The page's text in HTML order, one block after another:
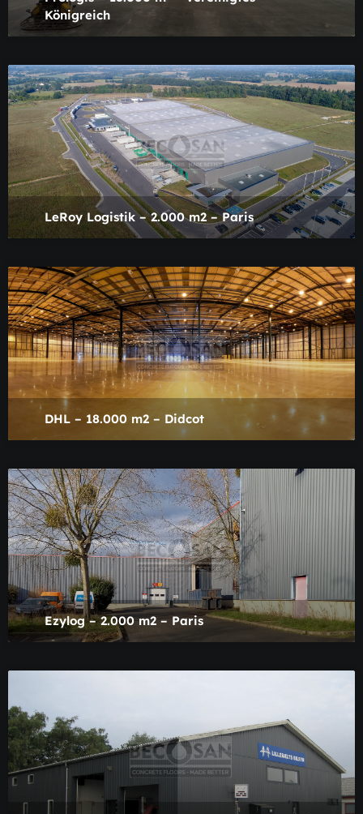
Königreich
LeRoy Logistik – 2.000 m2 – Paris
DHL – 18.000 m2 – Didcot
Ezylog – 2.000 m2 – Paris